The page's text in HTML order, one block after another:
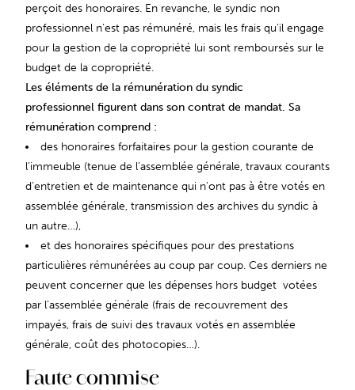
perçoit des honoraires. En revanche, le syndic non
professionnel n’est pas rémunéré, mais les frais qu’il engage
pour la gestion de la copropriété lui sont remboursés sur le
budget de la copropriété.
Les éléments de la rémunération du syndic
professionnel figurent dans son contrat de mandat. Sa
rémunération comprend :
des honoraires forfaitaires pour la gestion courante de
l’immeuble (tenue de l’assemblée générale, travaux courants
d’entretien et de maintenance qui n’ont pas à être votés en
assemblée générale, transmission des archives du syndic à
un autre…),
et des honoraires spécifiques pour des prestations
particulières rémunérées au coup par coup. Ces derniers ne
peuvent concerner que les dépenses hors budget votées
par l’assemblée générale (frais de recouvrement des
impayés, frais de suivi des travaux votés en assemblée
générale, coût des photocopies…).
Faute commise